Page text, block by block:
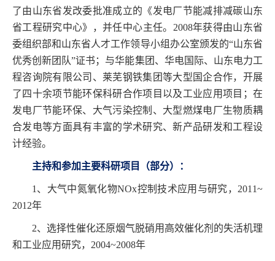
了由山东省发改委批准成立的《发电厂节能减排减碳山东
省工程研究中心》，并任中心主任。 2008年获得由山东省
委组织部和山东省人才工作领导小组办公室颁发的“山东省
优秀创新团队”证书；与华能集团、华电国际、山东电力工
程咨询院有限公司、莱芜钢铁集团等大型国企合作，开展
了四十余项节能环保科研合作项目以及工业应用项目；在
发电厂节能环保、大气污染控制、大型燃煤电厂生物质耦
合发电等方面具有丰富的学术研究、新产品研发和工程设
计经验。
主持和参加主要科研项目（部分）：
1 、大气中氮氧化物NOx控制技术应用与研究， 2011~
2012年
2、选择性催化还原烟气脱硝用高效催化剂的失活机理
和工业应用研究， 2004~2008年